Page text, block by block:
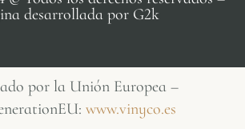
desarrollada por G2k
por la Unión Europea –
www.vinyco.es